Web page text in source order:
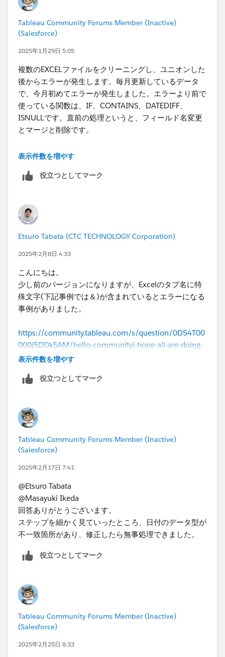
Tableau Community Forums Member (Inactive)
(Salesforce)
2025年1月29日 5:05
複数のEXCELファイルをクリーニングし、ユニオンした
後からエラーが発生します。毎月更新しているデータ
で、今月初めてエラーが発生しました。エラーより前で
使っている関数は、IF、CONTAINS、DATEDIFF、
ISNULLです。直前の処理というと、フィールド名変更
とマージと削除です。
下記の出力エラーと記入した部分でエラーとなります。
表示件数を増やす
役立つとしてマーク
Etsuro Tabata (CTC TECHNOLOGY Corporation)
2025年2月8日 4:33
こんにちは。
少し前のバージョンになりますが、Excelのタブ名に特
殊文字(下記事例では＆)が含まれているとエラーになる
事例がありました。
https://community.tableau.com/s/question/0D54T00
000j5DDkSAM/hello-communityi-hope-all-are-doing-
goodi-have-a-question-regarding-the-new-tableau-
のも良いかもしれません。​
また、最新版のPrep Builderでフローを実行してみるの
も一案です。
Prepのログを確認すると原因が特定できる可能性もあり
下記手順で問題発生時のログが取得できます。​
https://help.salesforce.com/s/articleView?
id=001453780&type=1
表示件数を増やす
役立つとしてマーク
Tableau Community Forums Member (Inactive)
(Salesforce)
2025年2月17日 7:41
@Etsuro Tabata
@Masayuki Ikeda
回答ありがとうございます。
ステップを細かく見ていったところ、日付のデータ型が
不一致箇所があり、修正したら無事処理できました。
役立つとしてマーク
Tableau Community Forums Member (Inactive)
(Salesforce)
2025年2月25日 8:33